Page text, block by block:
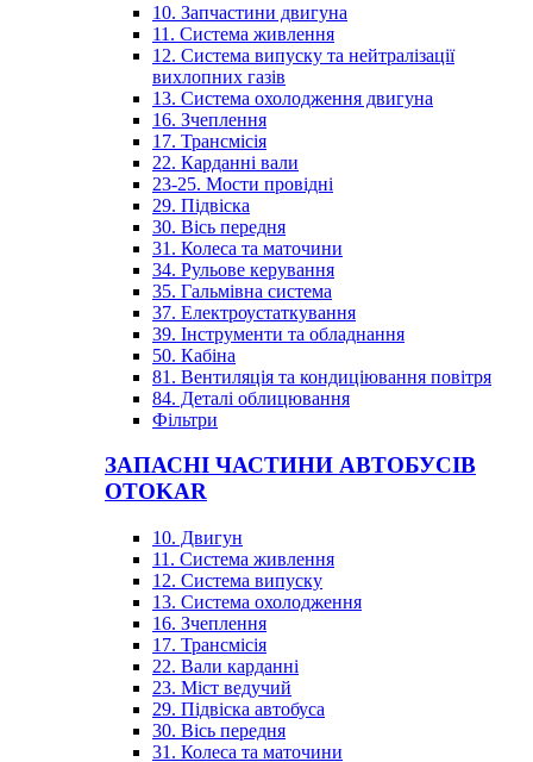
10. Запчастини двигуна
11. Система живлення
12. Система випуску та нейтралізації
вихлопних газів
13. Система охолодження двигуна
16. Зчеплення
17. Трансмісія
22. Карданні вали
23-25. Мости провідні
29. Підвіска
30. Вісь передня
31. Колеса та маточини
34. Рульове керування
35. Гальмівна система
37. Електроустаткування
39. Інструменти та обладнання
50. Кабіна
81. Вентиляція та кондиціювання повітря
84. Деталі облицювання
Фільтри
ЗАПАСНІ ЧАСТИНИ АВТОБУСІВ
OTOKAR
10. Двигун
11. Система живлення
12. Система випуску
13. Система охолодження
16. Зчеплення
17. Трансмісія
22. Вали карданні
23. Міст ведучий
29. Підвіска автобуса
30. Вісь передня
31. Колеса та маточини